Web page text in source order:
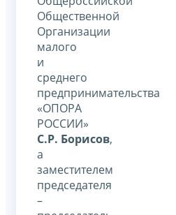
Общественной
Организации
малого
и
среднего
предпринимательства
«ОПОРА
РОССИИ»
С.Р. Борисов,
а
заместителем
председателя
–